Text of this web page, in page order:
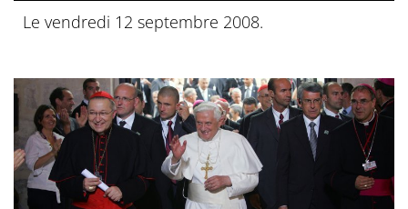
Le vendredi 12 septembre 2008.